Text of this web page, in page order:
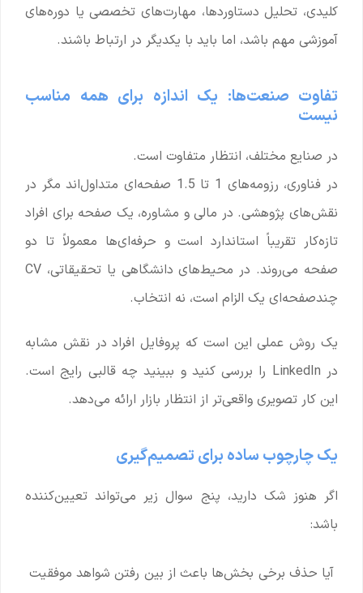
کلیدی، تحلیل دستاوردها، مهارت‌های تخصصی یا دوره‌های
آموزشی مهم باشد، اما باید با یکدیگر در ارتباط باشند.
تفاوت صنعت‌ها: یک اندازه برای همه مناسب
نیست
در صنایع مختلف، انتظار متفاوت است.
در فناوری، رزومه‌های 1 تا 1.5 صفحه‌ای متداول‌اند مگر در
نقش‌های پژوهشی. در مالی و مشاوره، یک صفحه برای افراد
تازه‌کار تقریباً استاندارد است و حرفه‌ای‌ها معمولاً تا دو
صفحه می‌روند. در محیط‌های دانشگاهی یا تحقیقاتی، CV
چندصفحه‌ای یک الزام است، نه انتخاب.
یک روش عملی این است که پروفایل افراد در نقش مشابه
در LinkedIn را بررسی کنید و ببینید چه قالبی رایج است.
این کار تصویری واقعی‌تر از انتظار بازار ارائه می‌دهد.
یک چارچوب ساده برای تصمیم‌گیری
اگر هنوز شک دارید، پنج سوال زیر می‌تواند تعیین‌کننده
باشد:
آیا حذف برخی بخش‌ها باعث از بین رفتن شواهد موفقیت